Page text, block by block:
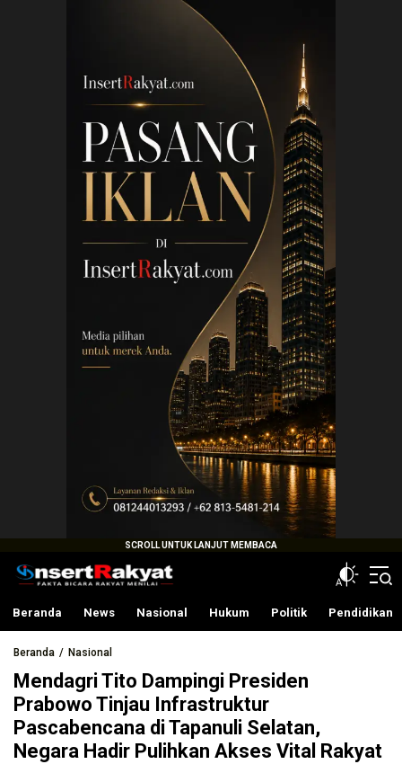
InsertRakyat.com
Fakta Bicara Rakyat Menilai
Beranda News Nasional Hukum Politik Pendidikan
Beranda Nasional
Mendagri Tito Dampingi Presiden
Prabowo Tinjau Infrastruktur
Pascabencana di Tapanuli Selatan,
Negara Hadir Pulihkan Akses Vital Rakyat